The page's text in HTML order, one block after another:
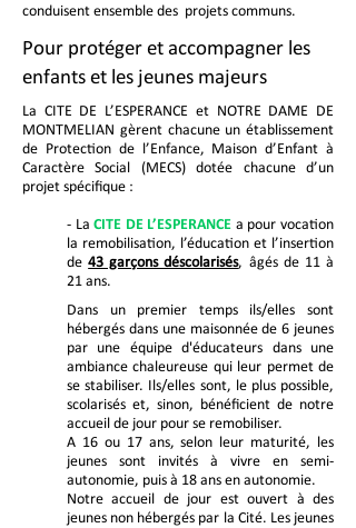
conduisent ensemble des projets communs.
Pour protéger et accompagner les
enfants et les jeunes majeurs
La CITE DE L’ESPERANCE et NOTRE DAME DE
MONTMELIAN gèrent chacune un établissement
de Protection de l’Enfance, Maison d’Enfant à
Caractère Social (MECS) dotée chacune d’un
projet spécifique :
- La CITE DE L’ESPERANCE a pour vocation
la remobilisation, l’éducation et l’insertion
de43 garçons déscolarisés, âgés de 11 à
21 ans.
Dans un premier temps ils/elles sont
hébergés dans une maisonnée de 6 jeunes
par une équipe d'éducateurs dans une
ambiance chaleureuse qui leur permet de
se stabiliser. Ils/elles sont, le plus possible,
scolarisés et, sinon, bénéficient de notre
accueil de jour pour se remobiliser.
A 16 ou 17 ans, selon leur maturité, les
jeunes sont invités à vivre en semi-
autonomie, puis à 18 ans en autonomie.
Notre accueil de jour est ouvert à des
jeunes non hébergés par la Cité. Les jeunes